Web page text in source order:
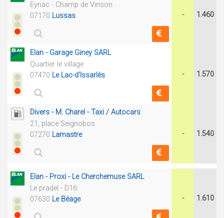
Eyriac - Champ de Vinson
07170 Lussas - 1.460
Elan - Garage Giney SARL
Quartier le village
07470 Le Lac-d'Issarlès - 1.570
Divers - M. Charel - Taxi / Autocars
21, place Seignobos
07270 Lamastre - 1.540
Elan - Proxi - Le Cherchemuse SARL
Le pradel - D16
07630 Le Béage - 1.610